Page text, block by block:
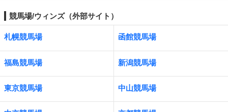
競馬場/ウィンズ（外部サイト）
札幌競馬場 函館競馬場
福島競馬場 新潟競馬場
東京競馬場 中山競馬場